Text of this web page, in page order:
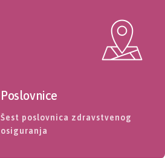
Poslovnice
Šest poslovnica zdravstvenog
osiguranja